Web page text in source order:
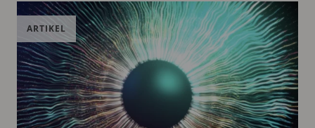
den Markt
ARTIKEL